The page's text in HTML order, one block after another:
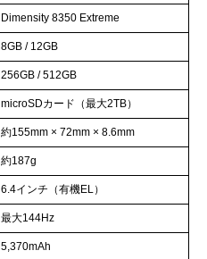
Dimensity 8350 Extreme
8GB / 12GB
256GB / 512GB
microSDカード（最大2TB）
約155mm × 72mm × 8.6mm
約187g
6.4インチ（有機EL）
最大144Hz
5,370mAh